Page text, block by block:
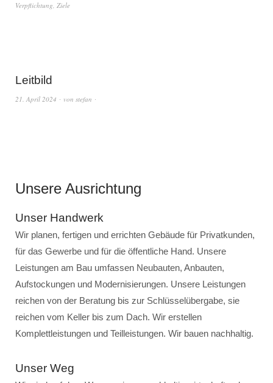
Verpflichtung, Ziele
Leitbild
21. April 2024 von stefan
Unsere Ausrichtung
Unser Handwerk
Wir planen, fertigen und errichten Gebäude für Privatkunden,
für das Gewerbe und für die öffentliche Hand. Unsere
Leistungen am Bau umfassen Neubauten, Anbauten,
Aufstockungen und Modernisierungen. Unsere Leistungen
reichen von der Beratung bis zur Schlüsselübergabe, sie
reichen vom Keller bis zum Dach. Wir erstellen
Komplettleistungen und Teilleistungen. Wir bauen nachhaltig.
Unser Weg